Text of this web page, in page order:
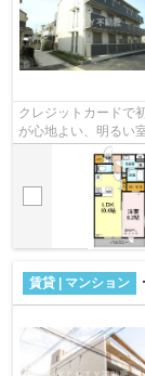
クレジットカードで
が心地よい、明るい
あり、行き先に応じ
賃貸 | マンション